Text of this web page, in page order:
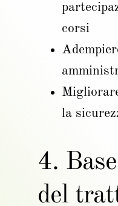
corsi
la
4.
del